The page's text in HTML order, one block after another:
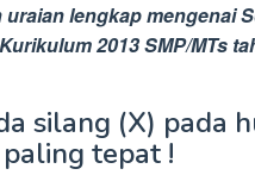
lengkap mengenai
2013 SMP/MTs
silang (X) pada
tepat !